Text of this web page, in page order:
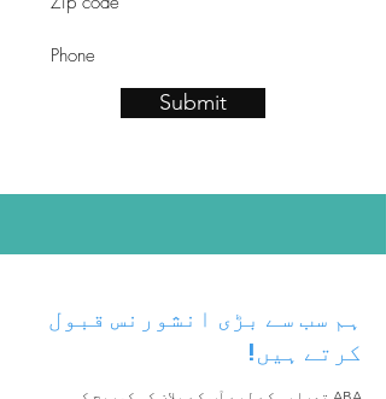
Submit
ہم سب سے بڑی انشورنس قبول
کرتے ہیں!